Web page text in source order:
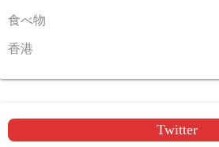
食べ物
香港
Twitter